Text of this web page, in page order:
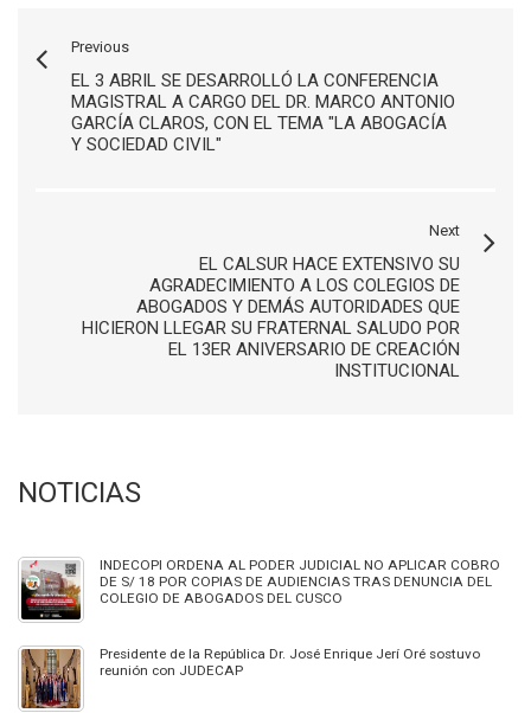
Previous
EL 3 ABRIL SE DESARROLLÓ LA CONFERENCIA
MAGISTRAL A CARGO DEL DR. MARCO ANTONIO
GARCÍA CLAROS, CON EL TEMA "LA ABOGACÍA
Y SOCIEDAD CIVIL"
Next
EL CALSUR HACE EXTENSIVO SU
AGRADECIMIENTO A LOS COLEGIOS DE
ABOGADOS Y DEMÁS AUTORIDADES QUE
HICIERON LLEGAR SU FRATERNAL SALUDO POR
EL 13ER ANIVERSARIO DE CREACIÓN
INSTITUCIONAL
NOTICIAS
INDECOPI ORDENA AL PODER JUDICIAL NO APLICAR COBRO
DE S/ 18 POR COPIAS DE AUDIENCIAS TRAS DENUNCIA DEL
COLEGIO DE ABOGADOS DEL CUSCO
Presidente de la República Dr. José Enrique Jerí Oré sostuvo
reunión con JUDECAP